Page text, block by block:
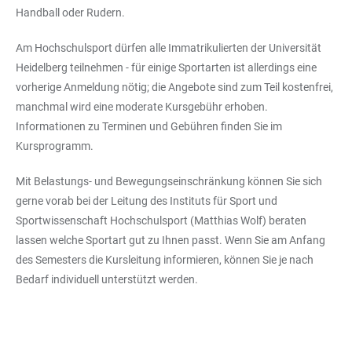
Handball oder Rudern.
Am Hochschulsport dürfen alle Immatrikulierten der Universität
Heidelberg teilnehmen - für einige Sportarten ist allerdings eine
vorherige Anmeldung nötig; die Angebote sind zum Teil kostenfrei,
manchmal wird eine moderate Kursgebühr erhoben.
Informationen zu Terminen und Gebühren finden Sie im
Kursprogramm.
Mit Belastungs- und Bewegungseinschränkung können Sie sich
gerne vorab bei der Leitung des Instituts für Sport und
Sportwissenschaft Hochschulsport (Matthias Wolf) beraten
lassen welche Sportart gut zu Ihnen passt. Wenn Sie am Anfang
des Semesters die Kursleitung informieren, können Sie je nach
Bedarf individuell unterstützt werden.